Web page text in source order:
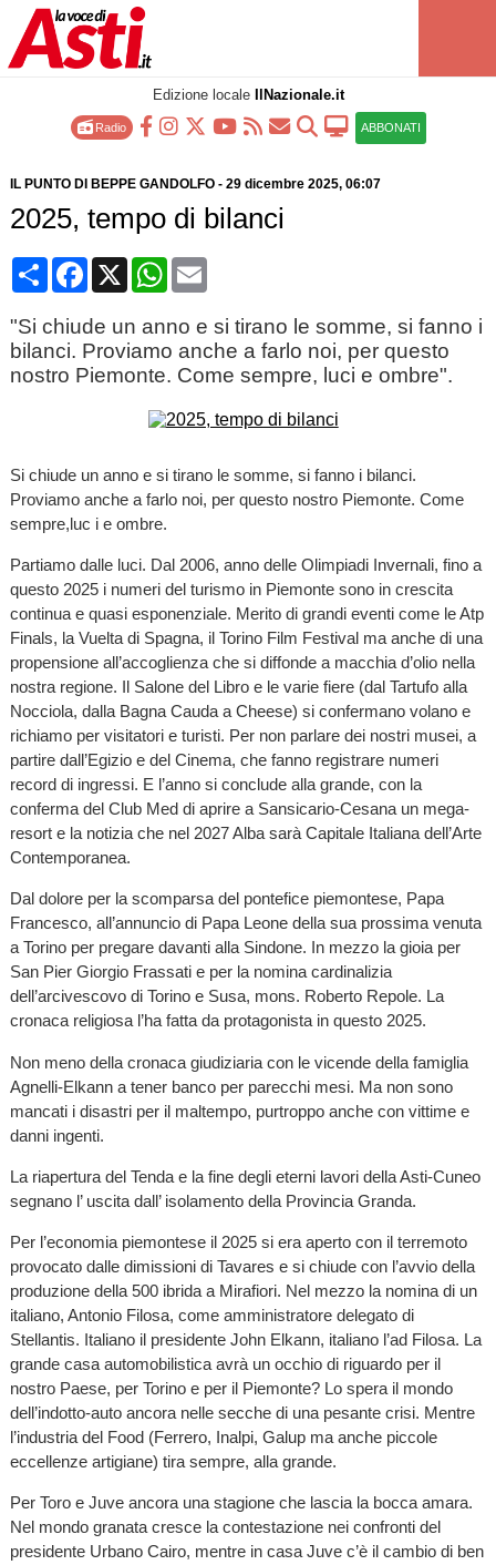
Edizione locale IlNazionale.it
Radio ABBONATI
IL PUNTO DI BEPPE GANDOLFO- 29 dicembre 2025, 06:07
2025, tempo di bilanci
CondividiFacebook
X WhatsApp
Email
"Si chiude un anno e si tirano le somme, si fanno i
bilanci. Proviamo anche a farlo noi, per questo
nostro Piemonte. Come sempre, luci e ombre".
Si chiude un anno e si tirano le somme, si fanno i bilanci.
Proviamo anche a farlo noi, per questo nostro Piemonte. Come
sempre,luc i e ombre.
Partiamo dalle luci. Dal 2006, anno delle Olimpiadi Invernali, fino a
questo 2025 i numeri del turismo in Piemonte sono in crescita
continua e quasi esponenziale. Merito di grandi eventi come le Atp
Finals, la Vuelta di Spagna, il Torino Film Festival ma anche di una
propensione all’accoglienza che si diffonde a macchia d’olio nella
nostra regione. Il Salone del Libro e le varie fiere (dal Tartufo alla
Nocciola, dalla Bagna Cauda a Cheese) si confermano volano e
richiamo per visitatori e turisti. Per non parlare dei nostri musei, a
partire dall’Egizio e del Cinema, che fanno registrare numeri
record di ingressi. E l’anno si conclude alla grande, con la
conferma del Club Med di aprire a Sansicario-Cesana un mega-
resort e la notizia che nel 2027 Alba sarà Capitale Italiana dell’Arte
Contemporanea.
Dal dolore per la scomparsa del pontefice piemontese, Papa
Francesco, all’annuncio di Papa Leone della sua prossima venuta
a Torino per pregare davanti alla Sindone. In mezzo la gioia per
San Pier Giorgio Frassati e per la nomina cardinalizia
dell’arcivescovo di Torino e Susa, mons. Roberto Repole. La
cronaca religiosa l’ha fatta da protagonista in questo 2025.
Non meno della cronaca giudiziaria con le vicende della famiglia
Agnelli-Elkann a tener banco per parecchi mesi. Ma non sono
mancati i disastri per il maltempo, purtroppo anche con vittime e
danni ingenti.
La riapertura del Tenda e la fine degli eterni lavori della Asti-Cuneo
segnano l’ uscita dall’ isolamento della Provincia Granda.
Per l’economia piemontese il 2025 si era aperto con il terremoto
provocato dalle dimissioni di Tavares e si chiude con l’avvio della
produzione della 500 ibrida a Mirafiori. Nel mezzo la nomina di un
italiano, Antonio Filosa, come amministratore delegato di
Stellantis. Italiano il presidente John Elkann, italiano l’ad Filosa. La
grande casa automobilistica avrà un occhio di riguardo per il
nostro Paese, per Torino e per il Piemonte? Lo spera il mondo
dell’indotto-auto ancora nelle secche di una pesante crisi. Mentre
l’industria del Food (Ferrero, Inalpi, Galup ma anche piccole
eccellenze artigiane) tira sempre, alla grande.
Per Toro e Juve ancora una stagione che lascia la bocca amara.
Nel mondo granata cresce la contestazione nei confronti del
presidente Urbano Cairo, mentre in casa Juve c’è il cambio di ben